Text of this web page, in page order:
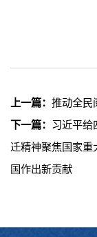
上一篇： 推动全民
下一篇： 习近平给
迁精神聚焦国家重
国作出新贡献